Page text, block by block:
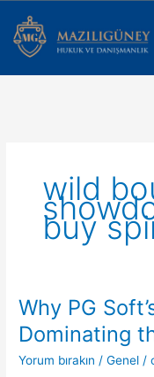
atla
wild
buy
Why PG
Dominating
Yorum bırakın /Genel /
Why
PG
Soft’s
Wild